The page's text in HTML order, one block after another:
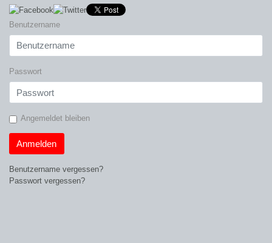
Benutzername
Passwort
Angemeldet bleiben
Anmelden
Benutzername vergessen?
Passwort vergessen?